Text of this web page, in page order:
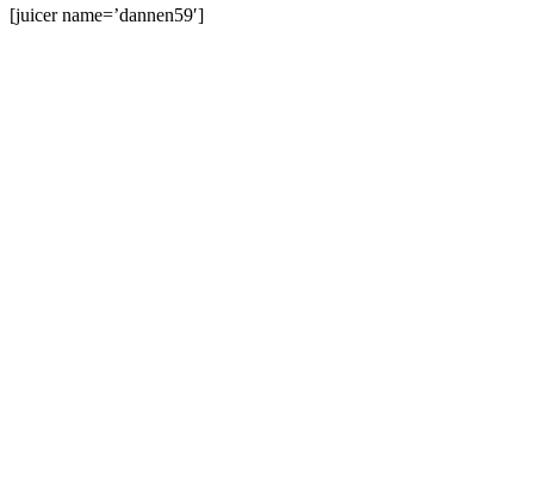
[juicer name=’dannen59′]